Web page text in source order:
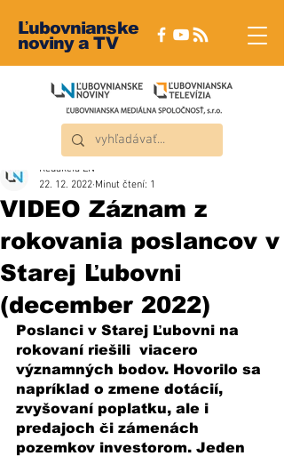
Ľubovnianske
noviny a TV
VIDEO Záznam z
rokovania poslancov v
Starej Ľubovni
(december 2022)
Redakcia ĽN
22. 12. 2022 Minut čtení: 1
Poslanci v Starej Ľubovni na
rokovaní riešili  viacero
významných bodov. Hovorilo sa
napríklad o zmene dotácií,
zvyšovaní poplatku, ale i
predajoch či zámenách
pozemkov investorom. Jeden